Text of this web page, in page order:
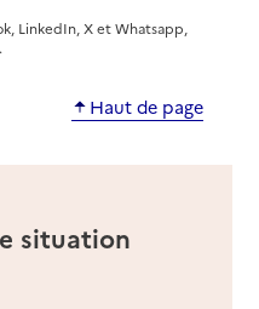
LinkedIn, X et Whatsapp,
.
Haut de page
situation